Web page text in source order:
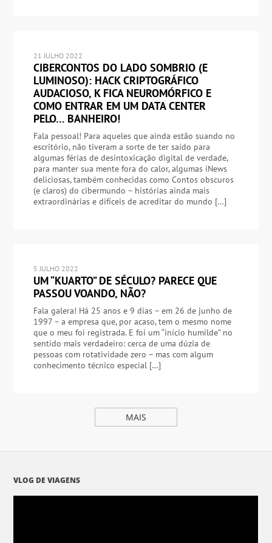
21 JULHO 2022
CIBERCONTOS DO LADO SOMBRIO (E
LUMINOSO): HACK CRIPTOGRÁFICO
AUDACIOSO, K FICA NEUROMÓRFICO E
COMO ENTRAR EM UM DATA CENTER
PELO… BANHEIRO!
Fala pessoal! Para aqueles que ainda estão suando no
escritório, não tiveram a sorte de ter saído para
algumas férias de desintoxicação digital de verdade,
para manter sua mente fora do calor, algumas iNews
deliciosas, também conhecidas como Contos obscuros
(e claros) do cibermundo – histórias ainda mais
extraordinárias e difíceis de acreditar do mundo […]
5 JULHO 2022
UM “KUARTO” DE SÉCULO? PARECE QUE
PASSOU VOANDO, NÃO?
Fala galera! Há 25 anos e 9 dias – em 26 de junho de
1997 – a empresa que, por acaso, tem o mesmo nome
que o meu foi registrada. E foi um “início humilde” no
sentido mais verdadeiro: cerca de uma dúzia de
pessoas com rotatividade zero – mas com algum
conhecimento técnico especial […]
MAIS
VLOG DE VIAGENS